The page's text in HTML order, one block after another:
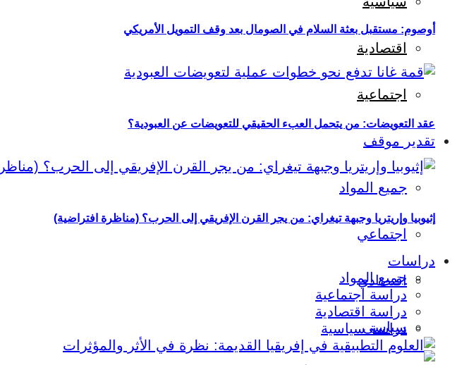
اقتصادية
اجتماعية
تقدير موقف
جميع المواد
اجتماعي
اقتصادي
سياسي
أوصوم: مستقبل بعثة السلام في الصومال بعد وقف التمويل الأمريكي
عقد التعويضات: من يتحمل العبء الحقيقي للتعويضات عن العبودية؟
إثيوبيا وإريتريا وجبهة تيغراي: من يجر القرن الإفريقي إلى الحرب؟ (مناظرة افتراضية)
دراسات
جميع المواد
دراسة اجتماعية
دراسة اقتصادية
دراسة سياسية